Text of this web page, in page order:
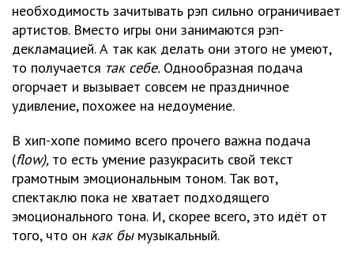
необходимость зачитывать рэп сильно ограничивает
артистов. Вместо игры они занимаются рэп-
декламацией. А так как делать они этого не умеют,
то получается так себе. Однообразная подача
огорчает и вызывает совсем не праздничное
удивление, похожее на недоумение.
В хип-хопе помимо всего прочего важна подача
(flow), то есть умение разукрасить свой текст
грамотным эмоциональным тоном. Так вот,
спектаклю пока не хватает подходящего
эмоционального тона. И, скорее всего, это идёт от
того, что он как бымузыкальный.